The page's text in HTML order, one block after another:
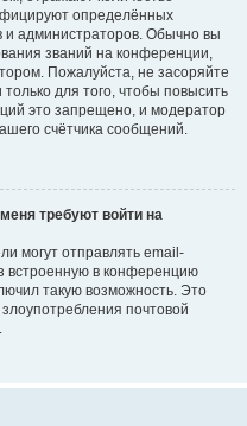
определённых
и администраторов. Обычно вы
званий на конференции,
Пожалуйста, не засоряйте
для того, чтобы повысить
это запрещено, и модератор
счётчика сообщений.
требуют войти на
могут отправлять email-
встроенную в конференцию
такую возможность. Это
почтовой